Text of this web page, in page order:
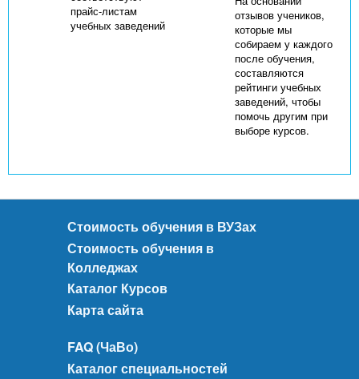
прайс-листам
учебных заведений
отзывов учеников,
которые мы
собираем у каждого
после обучения,
составляются
рейтинги учебных
заведений, чтобы
помочь другим при
выборе курсов.
Стоимость обучения в ВУЗах
Стоимость обучения в
Колледжах
Каталог Курсов
Карта сайта
FAQ (ЧаВо)
Каталог специальностей